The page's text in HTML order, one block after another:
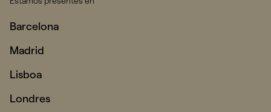
Barcelona
Madrid
Lisboa
Londres